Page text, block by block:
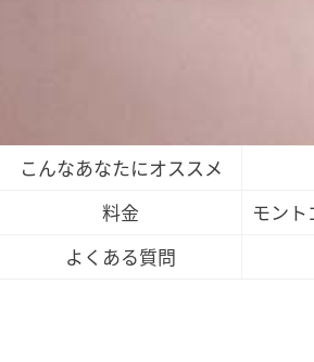
こんなあなたにオススメ
料金
モン
よくある質問